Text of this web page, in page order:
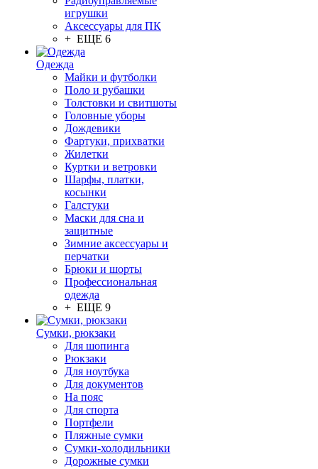
игрушки
Аксессуары для ПК
+ ЕЩЕ 6
Одежда
Майки и футболки
Поло и рубашки
Толстовки и свитшоты
Головные уборы
Дождевики
Фартуки, прихватки
Жилетки
Куртки и ветровки
Шарфы, платки,
косынки
Галстуки
Маски для сна и
защитные
Зимние аксессуары и
перчатки
Брюки и шорты
Профессиональная
одежда
+ ЕЩЕ 9
Сумки, рюкзаки
Для шопинга
Рюкзаки
Для ноутбука
Для документов
На пояс
Для спорта
Портфели
Пляжные сумки
Сумки-холодильники
Дорожные сумки